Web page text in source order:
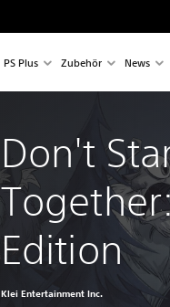
PS Plus Zubehör News
Don't
Edition
Klei Entertainment Inc.